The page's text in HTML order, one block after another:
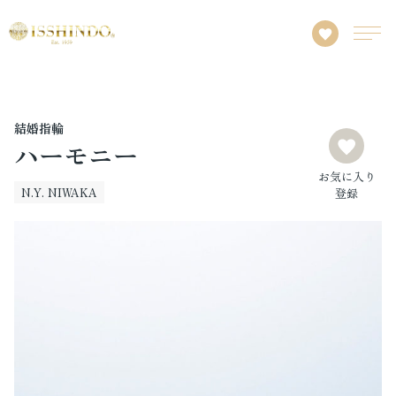
結婚指輪
ハーモニー
N.Y. NIWAKA
お気に入り
登録